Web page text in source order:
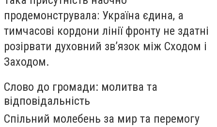
продемонструвала: Україна єдина, а
тимчасові кордони лінії фронту не здатні
розірвати духовний зв’язок між Сходом і
Заходом.
Слово до громади: молитва та
відповідальність
Спільний молебень за мир та перемогу